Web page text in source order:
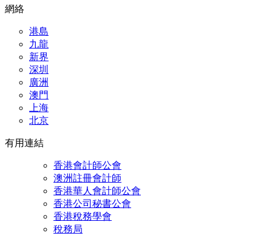
網絡
港島
九龍
新界
深圳
廣洲
澳門
上海
北京
有用連結
香港會計師公會
澳洲註冊會計師
香港華人會計師公會
香港公司秘書公會
香港稅務學會
稅務局